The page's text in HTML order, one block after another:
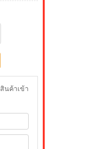
นค้าเข้า